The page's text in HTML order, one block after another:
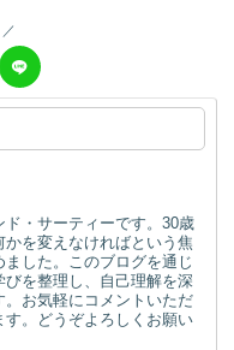
・サーティーです。30歳
かを変えなければという焦
ました。このブログを通じ
びを整理し、自己理解を深
。お気軽にコメントいただ
す。どうぞよろしくお願い